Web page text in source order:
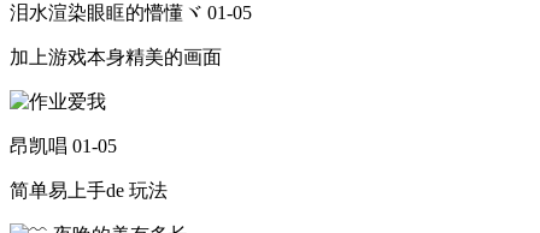
泪水渲染眼眶的懵懂ヾ 01-05
加上游戏本身精美的画面
昂凯唱 01-05
简单易上手de 玩法